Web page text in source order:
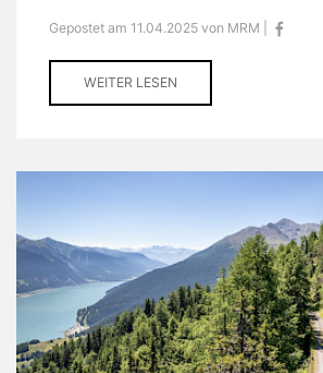
Gepostet am 11.04.2025 von MRM |
WEITER LESEN